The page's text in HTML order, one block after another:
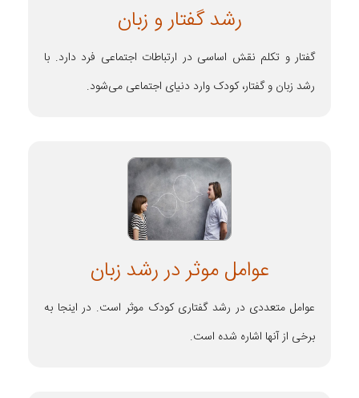
رشد گفتار و زبان
گفتار و تکلم نقش اساسی در ارتباطات اجتماعی فرد دارد. با
رشد زبان و گفتار، کودک وارد دنیای اجتماعی می‌شود.
عوامل موثر در رشد زبان
عوامل متعددی در رشد گفتاری کودک موثر است. در اینجا به
برخی از آنها اشاره شده است.